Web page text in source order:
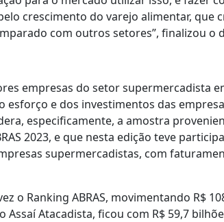
crescimento do varejo alimentar, que
com outros setores”, finalizou o
empresas do setor supermercadista
e dos investimentos das
especificamente, a amostra
2023, e que nesta edição teve
supermercadistas, com
o Ranking ABRAS, movimentando R$
Assaí Atacadista, ficou com R$ 59,7